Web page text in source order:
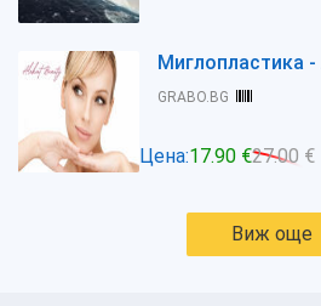
Миглопластика
GRABO.BG
Цена:17.90 €27.00 €
Виж още